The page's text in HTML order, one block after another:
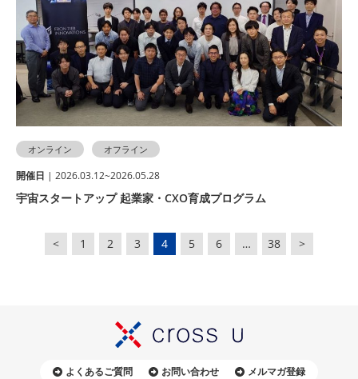
オンライン オフライン
開催⽇ | 2026.03.12~2026.05.28
宇宙スタートアップ 起業家・CXO育成プログラム
< 1 2 3 4 5 6 … 38 >
よくあるご質問 お問い合わせ メルマガ登録